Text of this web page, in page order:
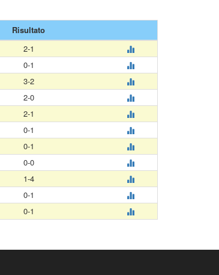
Risultato
2-1
0-1
3-2
2-0
2-1
0-1
0-1
0-0
1-4
0-1
0-1